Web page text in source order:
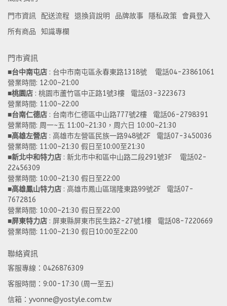
門市資訊 配送流程 退換貨說明 品牌故事 隱私政策
會員登入
所有商品
知識專欄
門市資訊
■台中南屯店 : 台中市南屯區永春東路1318號    電話04-23861061
營業時間: 12:00~21:00
■桃園店 : 桃園市蘆竹區中正路1號3樓   電話03-3223673
營業時間: 11:00~22:00
■台南仁德店 : 台南市仁德區中山路777號2樓   電話06-2798391
營業時間: 周一~五 11:00~21:30，周六日 10:00~21:30
■高雄左營店 : 高雄市左營區民族一路948號2F   電話07-3450036
營業時間: 11:00~21:30 假日至10:00至21:30
■新北中和特力店 : 新北市中和區中山路二段291號3F    電話02-
22456309
營業時間: 10:00~21:30 假日至22:00
■高雄鳳山特力店 : 高雄市鳳山區瑞隆東路99號2F   電話07-
7672816
營業時間: 10:00~21:30 假日至22:00
■屏東特力店 : 屏東縣屏東市民生路2-27號1樓   電話08-7220669
營業時間: 11:00~21:30 假日10:00至22:00
聯絡資訊
客服專線：0426876309
客服時間：9:00-17:30 (周一至五)
信箱：yvonne@yostyle.com.tw